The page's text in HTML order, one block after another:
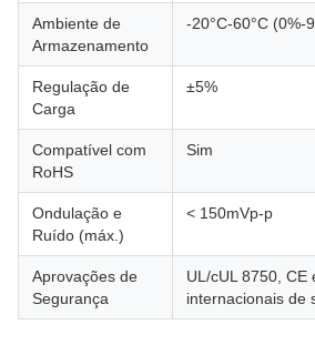
Ambiente de
Armazenamento
-20°C-60°C (0%-
Regulação de
Carga
±5%
Compatível com
RoHS
Sim
Ondulação e
Ruído (máx.)
< 150mVp-p
Aprovações de
Segurança
UL/cUL 8750, CE
internacionais de